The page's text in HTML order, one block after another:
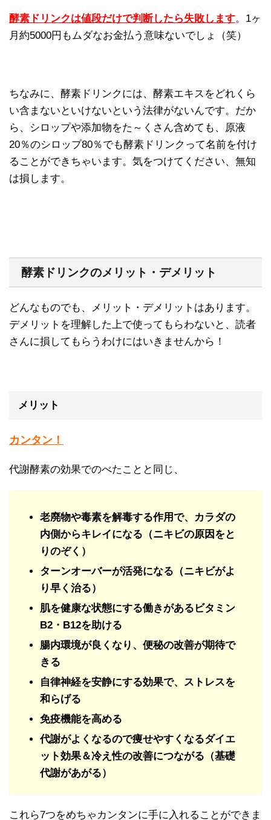
酵素ドリンクは値段だけで判断したら失敗します。1ヶ
月約5000円もムダなお金払う意味ないでしょ（笑）
ちなみに、酵素ドリンクには、酵素エキスをどれくら
い含まないといけないという法律がないんです。だか
ら、シロップや添加物をた～くさん含めても、原液
20％のシロップ80％でも酵素ドリンクって名前を付け
ることができちゃいます。気をつけてください、無知
は損します。
酵素ドリンクのメリット・デメリット
どんなものでも、メリット・デメリットはあります。
デメリットを理解した上で使ってもらわないと、読者
さんに損してもらうわけにはいきませんから！
メリット
カンタン！
代謝酵素の効果でのべたことと同じ、
老廃物や毒素を解毒する作用で、カラダの
内側からキレイになる（ニキビの原因をと
りのぞく）
ターンオーバーが活発になる（ニキビがよ
り早く治る）
肌を健康な状態にする働きがあるビタミン
B2・B12を助ける
腸内環境が良くなり、便秘の改善が期待で
きる
自律神経を安静にする効果で、ストレスを
和らげる
免疫機能を高める
代謝がよくなるので痩せやすくなるダイエ
ット効果＆冷え性の改善につながる（基礎
代謝があがる）
これら7つをめちゃカンタンに手に入れることができま